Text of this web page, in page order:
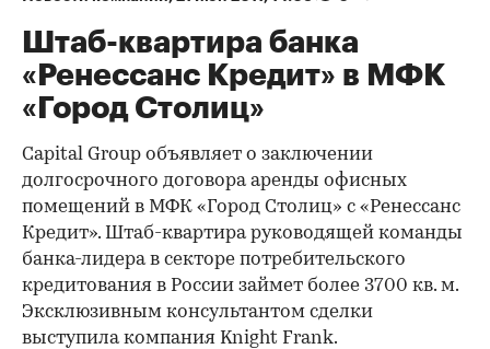
Штаб-квартира банка
«Ренессанс Кредит» в МФК
«Город Столиц»
Capital Group объявляет о заключении
долгосрочного договора аренды офисных
помещений в МФК «Город Столиц» с «Ренессанс
Кредит». Штаб-квартира руководящей команды
банка-лидера в секторе потребительского
кредитования в России займет более 3700 кв. м.
Эксклюзивным консультантом сделки
выступила компания Knight Frank.